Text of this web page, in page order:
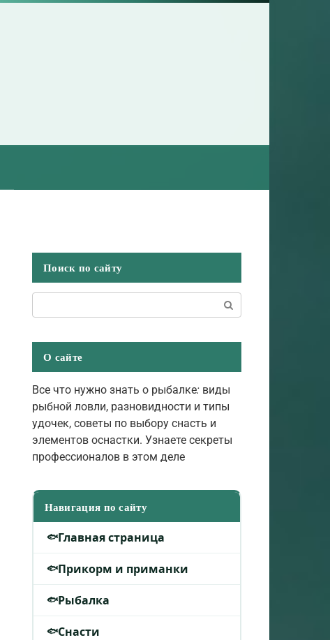
Поиск по сайту
О сайте
Все что нужно знать о рыбалке: виды
рыбной ловли, разновидности и типы
удочек, советы по выбору снасть и
элементов оснастки. Узнаете секреты
профессионалов в этом деле
Навигация по сайту
Главная страница
Прикорм и приманки
Рыбалка
Снасти